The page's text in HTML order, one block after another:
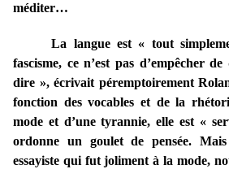
méditer…
La langue est « tout
fascisme, ce n’est pas d’empêcher
dire », écrivait péremptoirement
fonction des vocables et de la
mode et d’une tyrannie, elle est «
ordonne un goulet de pensée.
essayiste qui fut joliment à la mode,